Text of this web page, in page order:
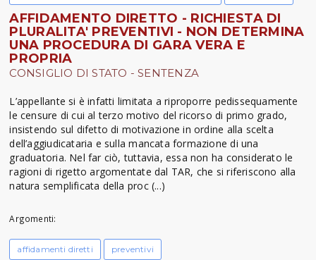
AFFIDAMENTO DIRETTO - RICHIESTA DI
PLURALITA' PREVENTIVI - NON DETERMINA
UNA PROCEDURA DI GARA VERA E
PROPRIA
CONSIGLIO DI STATO - SENTENZA
L’appellante si è infatti limitata a riproporre pedissequamente
le censure di cui al terzo motivo del ricorso di primo grado,
insistendo sul difetto di motivazione in ordine alla scelta
dell’aggiudicataria e sulla mancata formazione di una
graduatoria. Nel far ciò, tuttavia, essa non ha considerato le
ragioni di rigetto argomentate dal TAR, che si riferiscono alla
natura semplificata della proc (...)
Argomenti:
affidamenti diretti preventivi